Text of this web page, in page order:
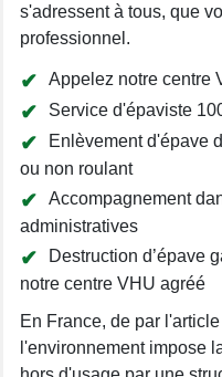
s'adressent à tous, que
professionnel.
Appelez notre centre
Service d'épaviste
Enlèvement d'épave
ou non roulant
Accompagnement
administratives
Destruction d’épave
notre centre VHU agréé
En France, de par
l'environnement impose